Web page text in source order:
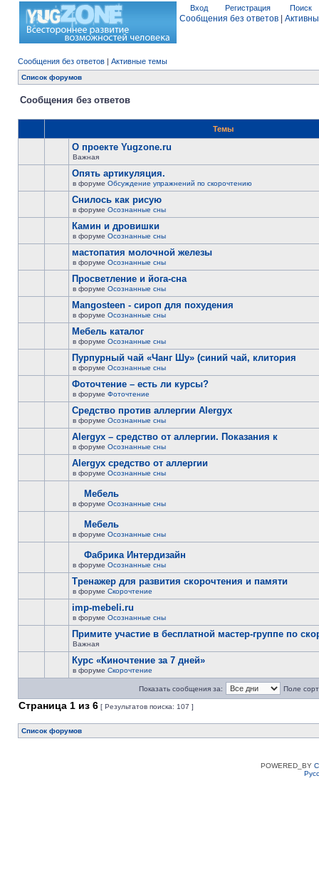
Вход Регистрация Поиск
Сообщения без ответов
Сообщения без ответов | Активные темы
Список форумов
Сообщения без ответов
Темы
О проекте Yugzone.ru
Важная
Опять артикуляция.
в форуме Обсуждение упражнений по скорочтению
Снилось как рисую
в форуме Осознанные сны
Камин и дровишки
в форуме Осознанные сны
мастопатия молочной железы
в форуме Осознанные сны
Просветление и йога-сна
в форуме Осознанные сны
Mangosteen - сироп для похудения
в форуме Осознанные сны
Мебель каталог
в форуме Осознанные сны
Пурпурный чай «Чанг Шу» (синий чай, клитория
в форуме Осознанные сны
Фоточтение – есть ли курсы?
в форуме Фоточтение
Cредство против аллергии Alergyx
в форуме Осознанные сны
Alergyx – средство от аллергии. Показания к
в форуме Осознанные сны
Alergyx средство от аллергии
в форуме Осознанные сны
Мебель
в форуме Осознанные сны
Мебель
в форуме Осознанные сны
Фабрика Интердизайн
в форуме Осознанные сны
Тренажер для развития скорочтения и памяти
в форуме Скорочтение
imp-mebeli.ru
в форуме Осознанные сны
Примите участие в бесплатной мастер-группе по
Важная
Курс «Киночтение за 7 дней»
в форуме Скорочтение
Показать сообщения за: Поле
Страница 1 из 6 [ Результатов поиска: 107 ]
Список форумов
POWERED_BY